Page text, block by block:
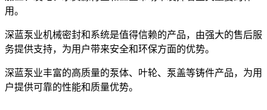
用。
深蓝泵业机械密封和系统是值得信赖的产品，由强大的售后服
务提供支持，为用户带来安全和环保方面的优势。
深蓝泵业丰富的高质量的泵体、叶轮、泵盖等铸件产品，为用
户提供可靠的性能和质量优势。